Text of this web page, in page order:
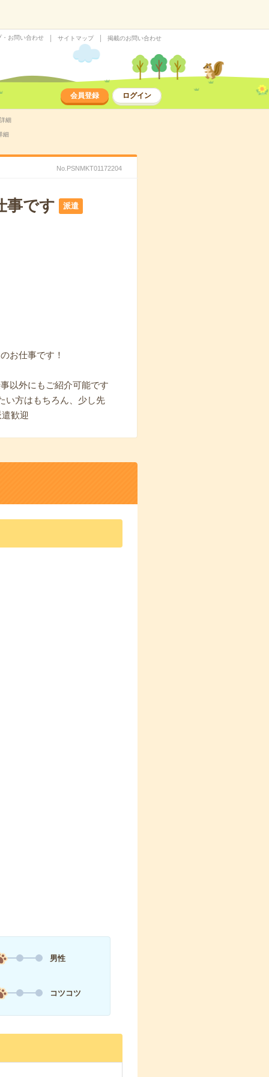
・お問い合わせ サイトマップ 掲載のお問い合わせ
会員登録 ログイン
細
細
No.PSNMKT01172204
事です 派遣
お仕事です！
以外にもご紹介可能です
い方はもちろん、少し先
歓迎
男性
コツコツ